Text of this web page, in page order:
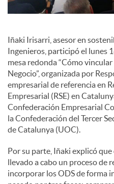
a
l
e
s
Iñaki Irisarri, asesor en
Ingenieros, participó el lunes
mesa redonda “Cómo
Negocio”, organizada por
empresarial de referencia en
Empresarial (RSE) en
Confederación Empresarial
la Confederación del Tercer
de Catalunya (UOC).
Por su parte, Iñaki explicó
llevado a cabo un proceso de
incorporar los ODS de forma